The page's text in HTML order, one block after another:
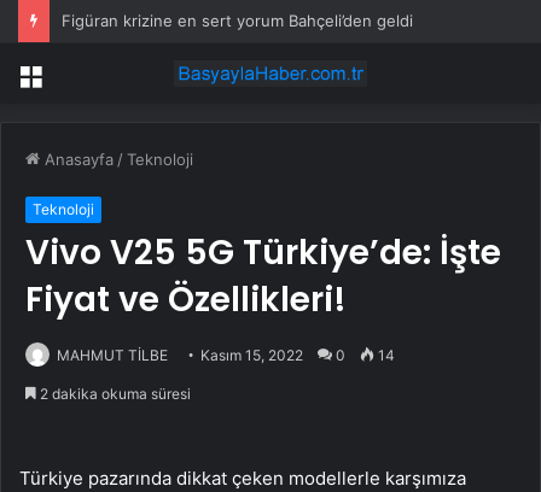
Figüran krizine en sert yorum Bahçeli’den geldi
Menü
Anasayfa /Teknoloji
Teknoloji
Vivo V25 5G Türkiye’de: İşte
Fiyat ve Özellikleri!
MAHMUT TİLBE Kasım 15, 2022 0 14
2 dakika okuma süresi
Türkiye pazarında dikkat çeken modellerle karşımıza